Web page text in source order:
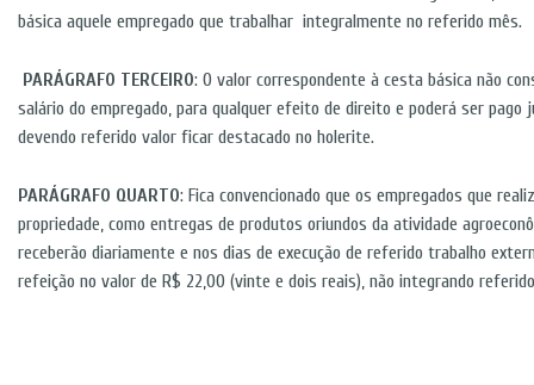
básica aquele empregado que trabalhar integralmente no referido mês.
PARÁGRAFO TERCEIRO: O valor correspondente à cesta básica não
salário do empregado, para qualquer efeito de direito e poderá ser pago
devendo referido valor ficar destacado no holerite.
PARÁGRAFO QUARTO: Fica convencionado que os empregados que
propriedade, como entregas de produtos oriundos da atividade
receberão diariamente e nos dias de execução de referido trabalho
refeição no valor de R$ 22,00 (vinte e dois reais), não integrando